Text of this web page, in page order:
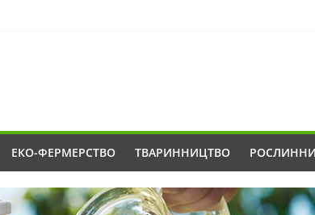
ЕКО-ФЕРМЕРСТВО ТВАРИННИЦТВО